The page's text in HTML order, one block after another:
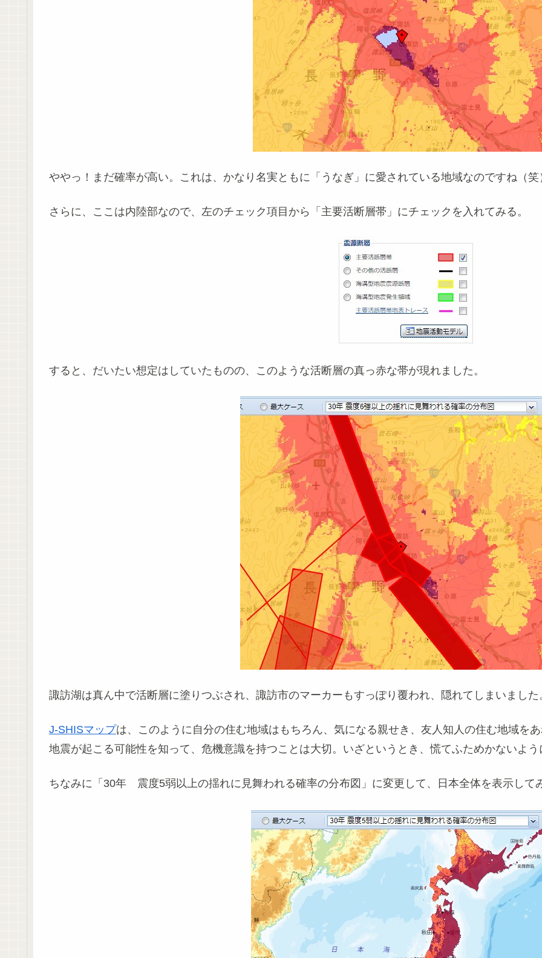
ややっ！まだ確率が高い。これは、かなり名実ともに「うなぎ」に愛されている地域なのですね（笑
さらに、ここは内陸部なので、左のチェック項目から「主要活断層帯」にチェックを入れてみる。
すると、だいたい想定はしていたものの、このような活断層の真っ赤な帯が現れました。
諏訪湖は真ん中で活断層に塗りつぶされ、諏訪市のマーカーもすっぽり覆われ、隠れてしまいました
J-SHISマップは、このように自分の住む地域はもちろん、気になる親せき、友人知人の住む地域を
地震が起こる可能性を知って、危機意識を持つことは大切。いざというとき、慌てふためかないよう
ちなみに「30年 震度5弱以上の揺れに見舞われる確率の分布図」に変更して、日本全体を表示して